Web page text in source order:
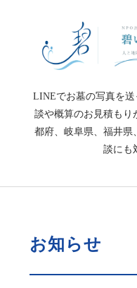
LINEでお墓の写真を
談や概算のお見積もり
都府、岐阜県、福井県
談にも
お知らせ